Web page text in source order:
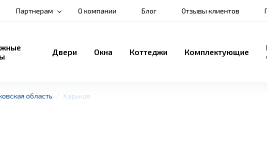
Партнерам О компании Блог Отзывы клиентов
Двери Окна Коттеджи Комплектующие
область Харьков